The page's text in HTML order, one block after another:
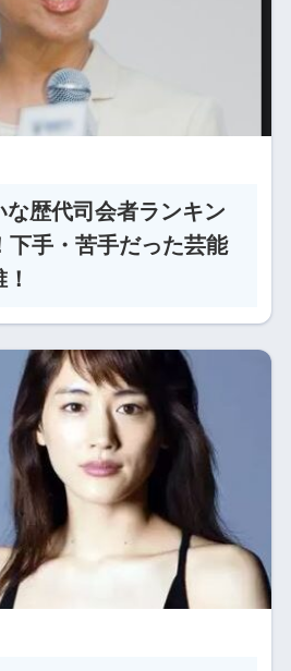
歴代司会者ランキン
下手・苦手だった芸能